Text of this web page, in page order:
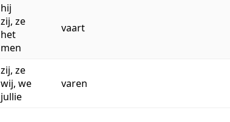
hij
zij, ze
het
men
vaart
zij, ze
wij, we
jullie
varen